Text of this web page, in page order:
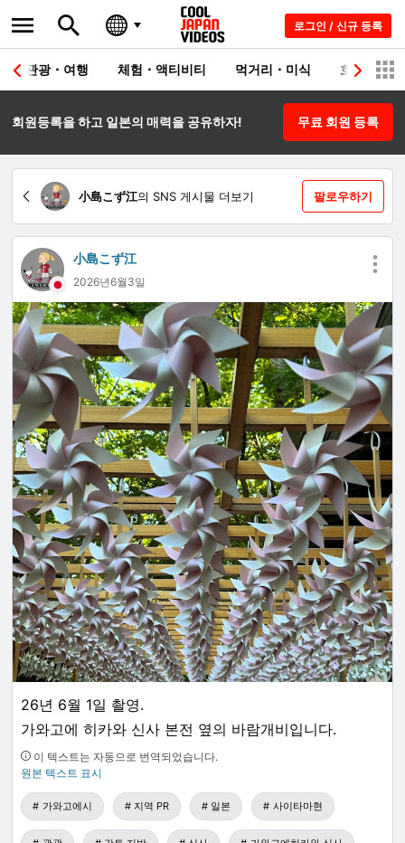
로그인 / 신규 등록
관광・여행 체험・액티비티 먹거리・미식 호텔・료칸
회원등록을 하고 일본의 매력을 공유하자! 무료 회원 등록
小島こず江의 SNS 게시물 더보기 팔로우하기
小島こず江
2026년6월3일
26년 6월 1일 촬영.
가와고에 히카와 신사 본전 옆의 바람개비입니다.
이 텍스트는 자동으로 번역되었습니다.
원본 텍스트 표시
가와고에시 지역 PR 일본 사이타마현